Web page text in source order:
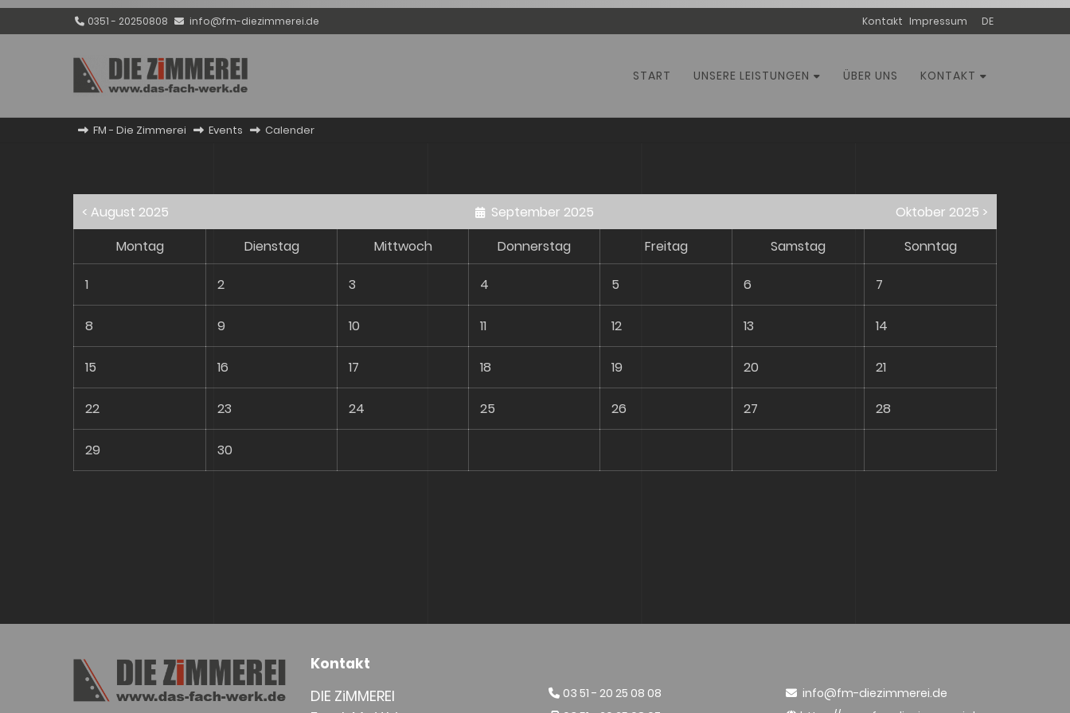
0351 - 20250808 info@fm-diezimmerei.de
Navigation
überspringen
Kontakt Impressum DE
Navigation
START UNSERE LEISTUNGEN ÜBER UNS KONTAKT
FM - Die Zimmerei Events Calender
< August 2025 September 2025
Oktober 2025 >
Montag
Dienstag Mittwoch Donnerstag Freitag Samstag Sonntag
1 2 3 4 5 6 7
8 9 10 11 12 13 14
15 16 17 18 19 20 21
22 23 24 25 26 27 28
29 30
Kontakt
DIE ZiMMEREI
03 51 - 20 25 08 08
info@fm-diezimmerei.de